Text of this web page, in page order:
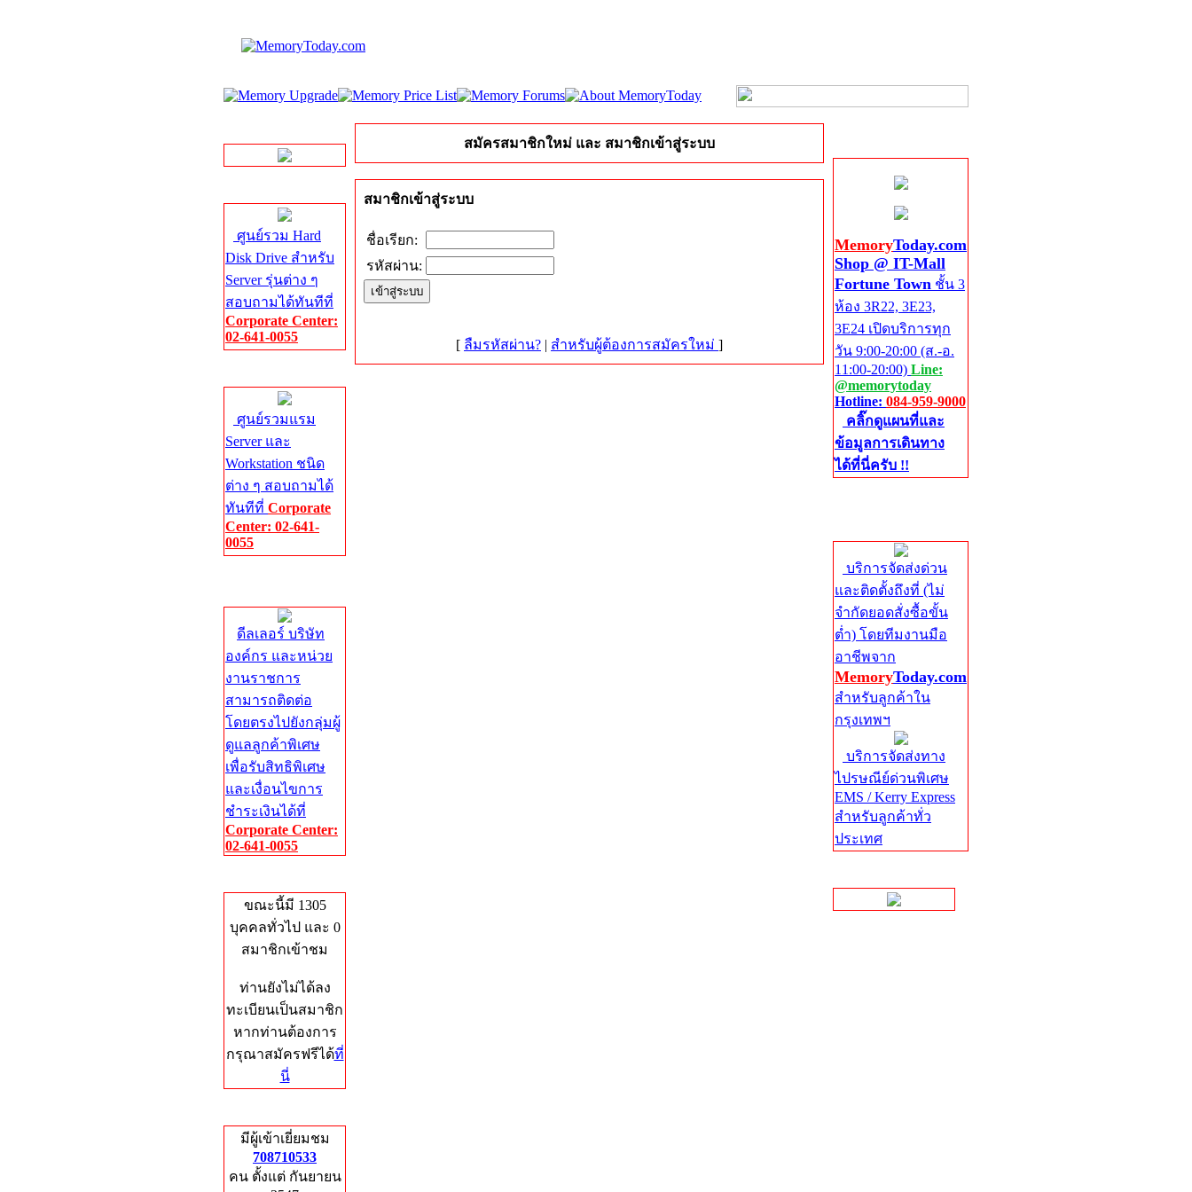
ศูนย์รวม Hard
Disk Drive สำหรับ
Server รุ่นต่าง ๆ
สอบถามได้ทันทีที่
Corporate Center:
02-641-0055
ศูนย์รวมแรม
Server และ
Workstation ชนิด
ต่าง ๆ สอบถามได้
ทันทีที่ Corporate
Center: 02-641-
0055
ดีลเลอร์ บริษัท
องค์กร และหน่วย
งานราชการ
สามารถติดต่อ
โดยตรงไปยังกลุ่มผู้
ดูแลลูกค้าพิเศษ
เพื่อรับสิทธิพิเศษ
และเงื่อนไขการ
ชำระเงินได้ที่
Corporate Center:
02-641-0055
ขณะนี้มี 1305
บุคคลทั่วไป และ 0
สมาชิกเข้าชม
ท่านยังไม่ได้ลง
ทะเบียนเป็นสมาชิก
หากท่านต้องการ
กรุณาสมัครฟรีได้ที่
นี่
มีผู้เข้าเยี่ยมชม
708710533
คน ตั้งแต่ กันยายน
สมัครสมาชิกใหม่ และ สมาชิกเข้าสู่ระบบ
สมาชิกเข้าสู่ระบบ
ชื่อเรียก:
รหัสผ่าน:
[ ลืมรหัสผ่าน? | สำหรับผู้ต้องการสมัครใหม่ ]
MemoryToday.com
Shop @ IT-Mall
Fortune Town ชั้น 3
ห้อง 3R22, 3E23,
3E24 เปิดบริการทุก
วัน 9:00-20:00 (ส.-อ.
11:00-20:00) Line:
@memorytoday
Hotline: 084-959-9000
คลิ๊กดูแผนที่และ
ข้อมูลการเดินทาง
ได้ที่นี่ครับ !!
บริการจัดส่งด่วน
และติดตั้งถึงที่ (ไม่
จำกัดยอดสั่งซื้อขั้น
ต่ำ) โดยทีมงานมือ
อาชีพจาก
MemoryToday.com
สำหรับลูกค้าใน
กรุงเทพฯ
บริการจัดส่งทาง
ไปรษณีย์ด่วนพิเศษ
EMS / Kerry Express
สำหรับลูกค้าทั่ว
ประเทศ